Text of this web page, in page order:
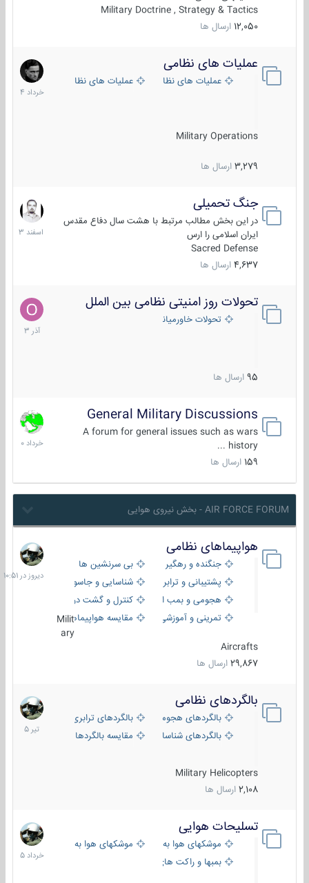
Military Doctrine , Strategy & Tactics
12,050 ارسال ها
عملیات های نظامی
عملیات های نظامی ایرانعملیات های نظامی خارجی
Military Operations
3,279 ارسال ها
5
خرداد
1404
جنگ تحمیلی
در این بخش مطالب مرتبط با هشت سال دفاع مقدس
ایران اسلامی را ارس
Sacred Defense
4,637 ارسال ها
20
اسفند
1403
تحولات روز امنیتی نظامی بین الملل
تحولات خاورمیانه
95 ارسال ها
21
آذر
1403
General Military Discussions
A forum for general issues such as wars
history ...
159 ارسال ها
10
خرداد
1400
AIR FORCE FORUM - بخش نیروی هوایی
هواپیماهای نظامی
جنگنده و رهگیر
بی سرنشین ها
پشتیبانی و ترابری
شناسایی و جاسوسی
هجومی و بمب افکن
کنترل و گشت دریایی
تمرینی و آموزشی
مقایسه هواپیماهاMilit
ary
Aircrafts
29,867 ارسال ها
دیروز
در
10:51
بالگردهای نظامی
بالگردهای هجومی
بالگردهای ترابری
بالگردهای شناسایی
مقایسه بالگردها
Military Helicopters
2,108 ارسال ها
22
تیر
1405
تسلیحات هوایی
موشکهای هوا به هوا
موشکهای هوا به سطح
بمبها و راکت های هوایی
30
خرداد
1405